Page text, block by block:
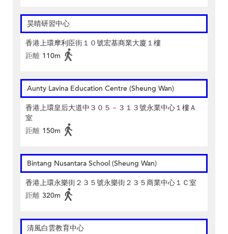
昊晴研習中心
香港上環摩利臣街１０號宏基商業大廈１樓
距離 110m
Aunty Lavina Education Centre (Sheung Wan)
香港上環皇后大道中３０５－３１３號永業中心１樓Ａ
室
距離 150m
Bintang Nusantara School (Sheung Wan)
香港上環永樂街２３５號永樂街２３５商業中心１Ｃ室
距離 320m
清風白雲教育中心